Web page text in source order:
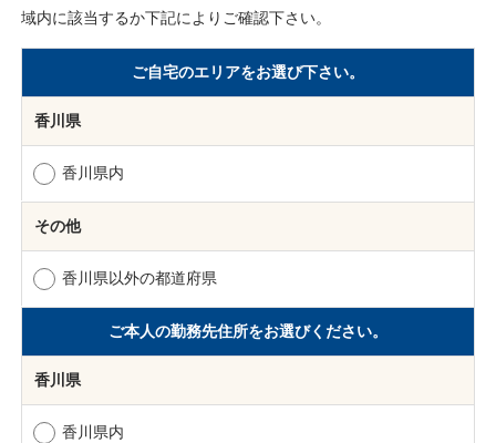
域内に該当するか下記によりご確認下さい。
ご自宅のエリアをお選び下さい。
香川県
香川県内
その他
香川県以外の都道府県
ご本人の勤務先住所をお選びください。
香川県
香川県内